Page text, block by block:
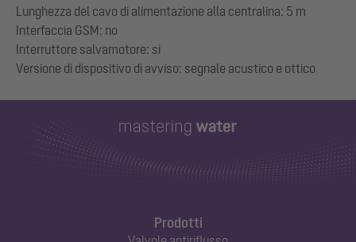
Lunghezza del cavo di alimentazione alla centralina: 5 m
Interfaccia GSM: no
Interruttore salvamotore: sì
Prodotti